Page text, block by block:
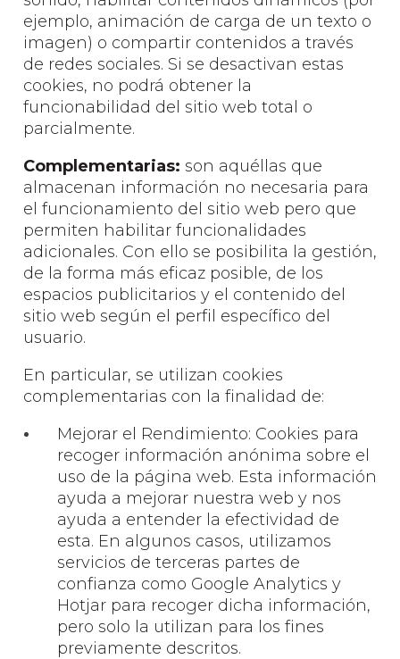
ejemplo, animación de carga de un texto o
imagen) o compartir contenidos a través
de redes sociales. Si se desactivan estas
cookies, no podrá obtener la
funcionabilidad del sitio web total o
parcialmente.
Complementarias: son aquéllas que
almacenan información no necesaria para
el funcionamiento del sitio web pero que
permiten habilitar funcionalidades
adicionales. Con ello se posibilita la gestión,
de la forma más eficaz posible, de los
espacios publicitarios y el contenido del
sitio web según el perfil específico del
usuario.
En particular, se utilizan cookies
complementarias con la finalidad de:
Mejorar el Rendimiento: Cookies para
recoger información anónima sobre el
uso de la página web. Esta información
ayuda a mejorar nuestra web y nos
ayuda a entender la efectividad de
esta. En algunos casos, utilizamos
servicios de terceras partes de
confianza como Google Analytics y
Hotjar para recoger dicha información,
pero solo la utilizan para los fines
previamente descritos.